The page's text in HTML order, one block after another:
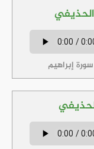
إبراهيم